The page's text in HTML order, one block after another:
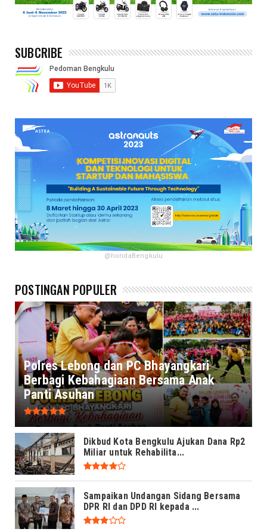
SUBCRIBE
@hondaBengkulu
POSTINGAN POPULER
Polres Lebong dan PC Bhayangkari
Berbagi Kebahagiaan Bersama Anak
Panti Asuhan
Dikbud Kota Bengkulu Ajukan Dana Rp2
Miliar untuk Rehabilita...
Sampaikan Undangan Sidang Bersama
DPR RI dan DPD RI kepada ...